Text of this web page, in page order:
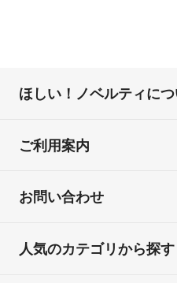
ほしい！ノベルティに
ご利用案内
お問い合わせ
人気のカテゴリから探す